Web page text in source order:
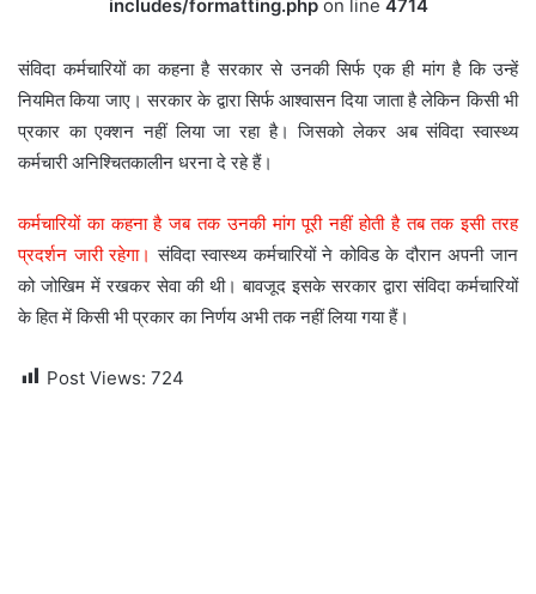
includes/formatting.phpon line 4714
संविदा कर्मचारियों का कहना है सरकार से उनकी सिर्फ एक ही मांग है कि उन्हें
नियमित किया जाए। सरकार के द्वारा सिर्फ आश्वासन दिया जाता है लेकिन किसी भी
प्रकार का एक्शन नहीं लिया जा रहा है। जिसको लेकर अब संविदा स्वास्थ्य
कर्मचारी अनिश्चितकालीन धरना दे रहे हैं।
कर्मचारियों का कहना है जब तक उनकी मांग पूरी नहीं होती है तब तक इसी तरह
प्रदर्शन जारी रहेगा। संविदा स्वास्थ्य कर्मचारियों ने कोविड के दौरान अपनी जान
को जोखिम में रखकर सेवा की थी। बावजूद इसके सरकार द्वारा संविदा कर्मचारियों
के हित में किसी भी प्रकार का निर्णय अभी तक नहीं लिया गया हैं।
Post Views: 724